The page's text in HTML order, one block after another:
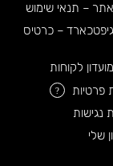
אתר – תנאי שימוש
גיפטכארד – כרטיס
לקוחות
פרטיות
?
נגישות
שלי